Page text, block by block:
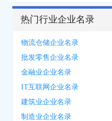
热门行业企业名录
物流仓储企业名录
批发零售企业名录
金融业企业名录
IT互联网企业名录
建筑业企业名录
制造业企业名录